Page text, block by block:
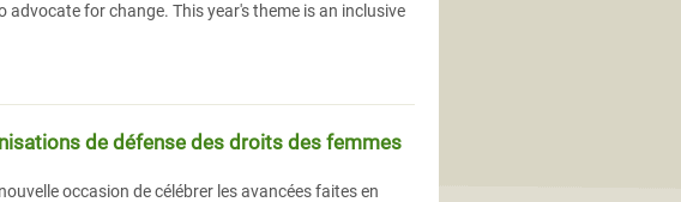
for change. This year's theme is an inclusive
de défense des droits des femmes
occasion de célébrer les avancées faites en